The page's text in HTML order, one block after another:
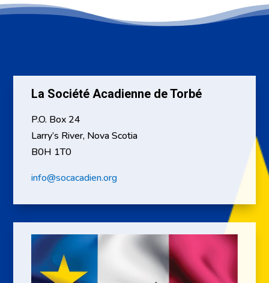
La Société Acadienne de Torbé
P.O. Box 24
Larry’s River, Nova Scotia
B0H 1T0
info@socacadien.org